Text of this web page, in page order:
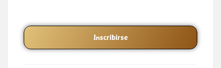
Inscribirse